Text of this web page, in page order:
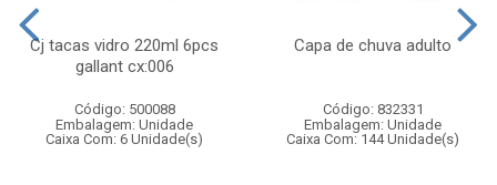
Cj tacas vidro 220ml 6pcs
gallant cx:006
Código: 500088
Embalagem: Unidade
Caixa Com: 6 Unidade(s)
Capa de chuva adulto
Código: 832331
Embalagem: Unidade
Caixa Com: 144 Unidade(s)